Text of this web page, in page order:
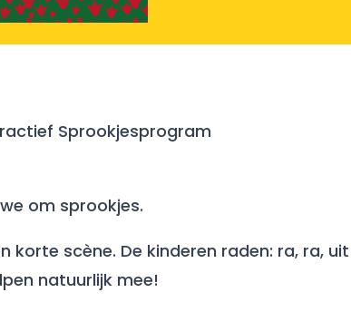
Sprookjesprogram
om sprookjes.
scène. De kinderen raden: ra, ra,
natuurlijk mee!